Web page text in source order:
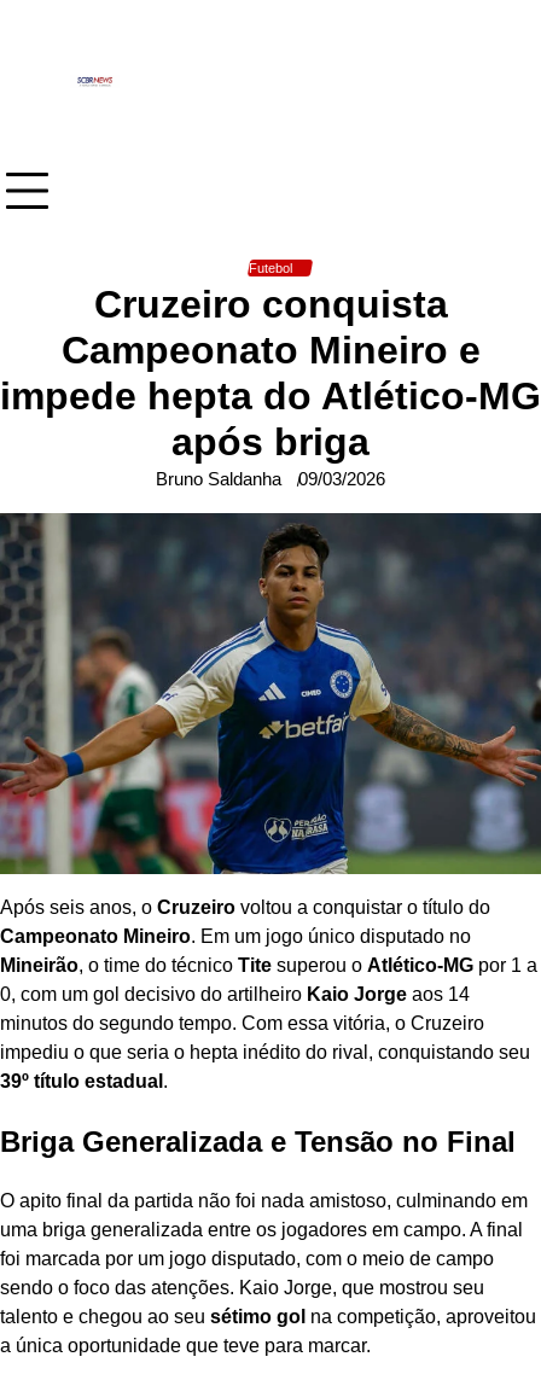
Futebol
Cruzeiro conquista
Campeonato Mineiro e
impede hepta do Atlético-MG
após briga
Bruno Saldanha 09/03/2026
Após seis anos, o Cruzeiro voltou a conquistar o título do
Campeonato Mineiro. Em um jogo único disputado no
Mineirão, o time do técnico Tite superou o Atlético-MG por 1 a
0, com um gol decisivo do artilheiro Kaio Jorge aos 14
minutos do segundo tempo. Com essa vitória, o Cruzeiro
impediu o que seria o hepta inédito do rival, conquistando seu
39º título estadual .
Briga Generalizada e Tensão no Final
O apito final da partida não foi nada amistoso, culminando em
uma briga generalizada entre os jogadores em campo. A final
foi marcada por um jogo disputado, com o meio de campo
sendo o foco das atenções. Kaio Jorge, que mostrou seu
talento e chegou ao seu sétimo gol na competição, aproveitou
a única oportunidade que teve para marcar.